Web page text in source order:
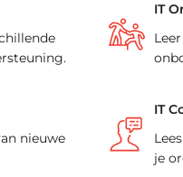
IT
nieuwe
IT
je